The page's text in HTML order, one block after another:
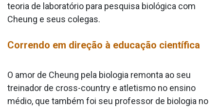
teoria de laboratório para pesquisa biológica com
Cheung e seus colegas.
Correndo em direção à educação científica
O amor de Cheung pela biologia remonta ao seu
treinador de cross-country e atletismo no ensino
médio, que também foi seu professor de biologia no